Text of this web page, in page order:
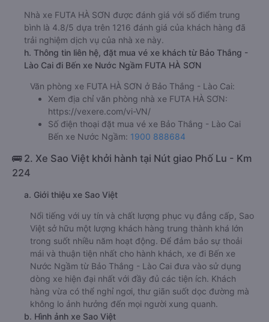
Nhà xe FUTA HÀ SƠN được đánh giá với số điểm trung
bình là 4.8/5 dựa trên 1216 đánh giá của khách hàng đã
trải nghiệm dịch vụ của nhà xe này.
h. Thông tin liên hệ, đặt mua vé xe khách từ Bảo Thắng -
Lào Cai đi Bến xe Nước Ngầm FUTA HÀ SƠN
Văn phòng xe FUTA HÀ SƠN ở Bảo Thắng - Lào Cai:
Xem địa chỉ văn phòng nhà xe FUTA HÀ SƠN:
https://vexere.com/vi-VN/
Số điện thoại đặt mua vé xe Bảo Thắng - Lào Cai
Bến xe Nước Ngầm: 1900 888684
🚌 2. Xe Sao Việt khởi hành tại Nút giao Phố Lu - Km
224
a. Giới thiệu xe Sao Việt
Nổi tiếng với uy tín và chất lượng phục vụ đẳng cấp, Sao
Việt sở hữu một lượng khách hàng trung thành khá lớn
trong suốt nhiều năm hoạt động. Để đảm bảo sự thoải
mái và thuận tiện nhất cho hành khách, xe đi Bến xe
Nước Ngầm từ Bảo Thắng - Lào Cai đưa vào sử dụng
dòng xe hiện đại nhất với đầy đủ các tiện ích. Khách
hàng vừa có thể nghỉ ngơi, thư giãn suốt dọc đường mà
không lo ảnh hưởng đến mọi người xung quanh.
b. Hình ảnh xe Sao Việt